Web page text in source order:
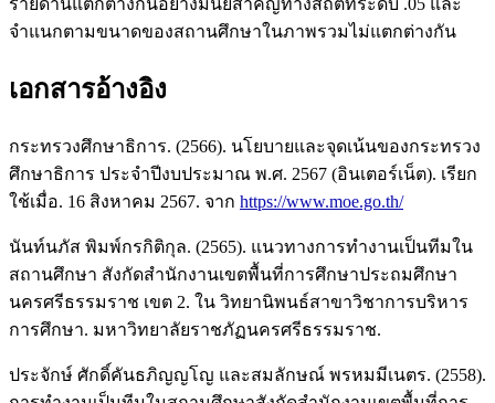
รายด้านแตกต่างกันอย่างมีนัยสำคัญทางสถิติที่ระดับ .05 และ
จำแนกตามขนาดของสถานศึกษาในภาพรวมไม่แตกต่างกัน
เอกสารอ้างอิง
กระทรวงศึกษาธิการ. (2566). นโยบายและจุดเน้นของกระทรวง
ศึกษาธิการ ประจำปีงบประมาณ พ.ศ. 2567 (อินเตอร์เน็ต). เรียก
ใช้เมื่อ. 16 สิงหาคม 2567. จาก https://www.moe.go.th/
นันท์นภัส พิมพ์กรกิติกุล. (2565). แนวทางการทำงานเป็นทีมใน
สถานศึกษา สังกัดสำนักงานเขตพื้นที่การศึกษาประถมศึกษา
นครศรีธรรมราช เขต 2. ใน วิทยานิพนธ์สาขาวิชาการบริหาร
การศึกษา. มหาวิทยาลัยราชภัฏนครศรีธรรมราช.
ประจักษ์ ศักดิ์คันธภิญญโญ และสมลักษณ์ พรหมมีเนตร. (2558).